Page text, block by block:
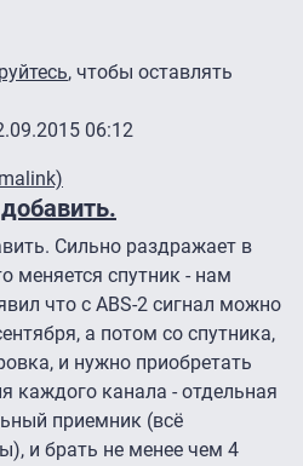
, чтобы оставлять
06:12
Сильно раздражает в
меняется спутник - нам
что с ABS-2 сигнал можно
а потом со спутника,
и нужно приобретать
каждого канала - отдельная
приемник (всё
и брать не менее чем 4